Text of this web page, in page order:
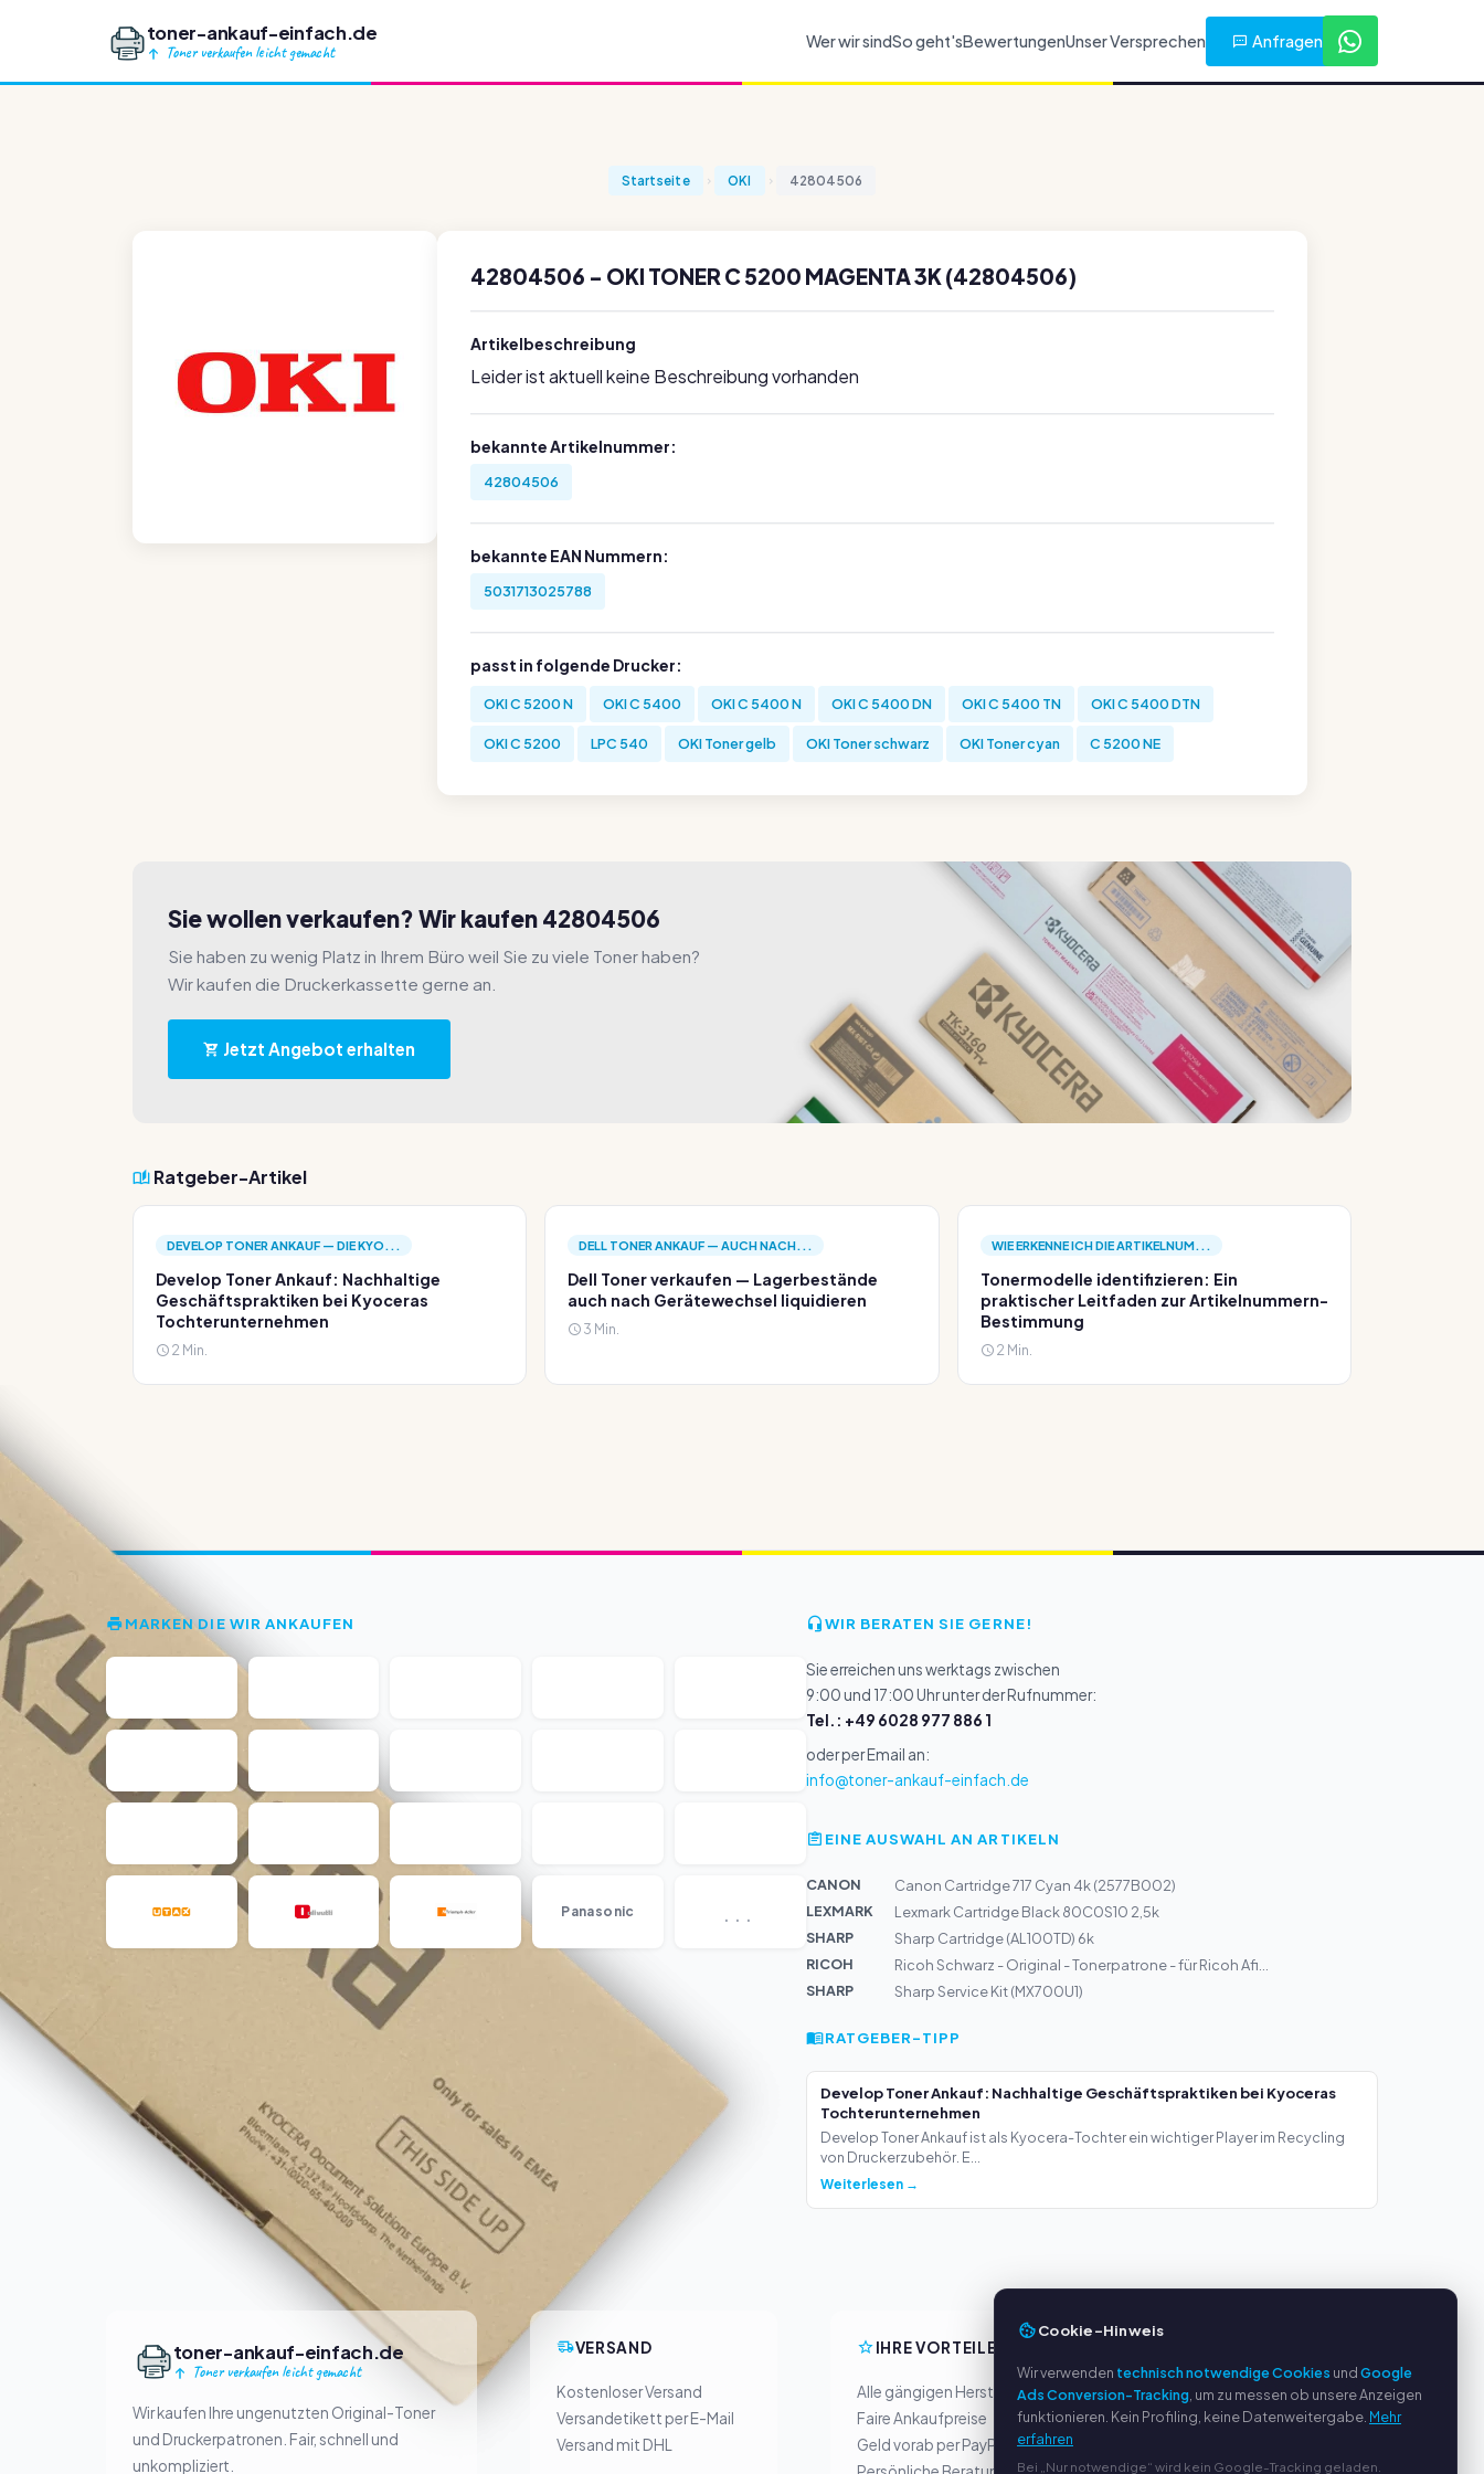
toner-ankauf-einfach.de
Toner verkaufen leicht gemacht
Wer wir sindSo geht'sBewertungenUnser Versprechen Anfragen
Startseite OKI 42804506
42804506 - OKI TONER C 5200 MAGENTA 3K (42804506)
Artikelbeschreibung
Leider ist aktuell keine Beschreibung vorhanden
bekannte Artikelnummer:
42804506
bekannte EAN Nummern:
5031713025788
passt in folgende Drucker:
OKI C 5200 N OKI C 5400 OKI C 5400 N OKI C 5400 DN OKI C 5400 TN OKI C 5400 DTN
OKI C 5200 LPC 540 OKI Toner gelb OKI Toner schwarz OKI Toner cyan C 5200 NE
Sie wollen verkaufen? Wir kaufen 42804506
Sie haben zu wenig Platz in Ihrem Büro weil Sie zu viele Toner haben?
Wir kaufen die Druckerkassette gerne an.
Jetzt Angebot erhalten
Ratgeber-Artikel
DEVELOP TONER ANKAUF — DIE KYO...
Develop Toner Ankauf: Nachhaltige
Geschäftspraktiken bei Kyoceras
Tochterunternehmen
2 Min.
DELL TONER ANKAUF — AUCH NACH...
Dell Toner verkaufen — Lagerbestände
auch nach Gerätewechsel liquidieren
3 Min.
WIE ERKENNE ICH DIE ARTIKELNUM...
Tonermodelle identifizieren: Ein
praktischer Leitfaden zur Artikelnummern-
Bestimmung
2 Min.
MARKEN DIE WIR ANKAUFEN
Panasonic ...
WIR BERATEN SIE GERNE!
Sie erreichen uns werktags zwischen
9:00 und 17:00 Uhr unter der Rufnummer:
Tel.: +49 6028 977 886 1
oder per Email an:
info@toner-ankauf-einfach.de
EINE AUSWAHL AN ARTIKELN
CANON
Canon Cartridge 717 Cyan 4k (2577B002)
LEXMARK
Lexmark Cartridge Black 80C0S10 2,5k
SHARP
Sharp Cartridge (AL100TD) 6k
RICOH
Ricoh Schwarz - Original - Tonerpatrone - für Ricoh Afi...
SHARP
Sharp Service Kit (MX700U1)
RATGEBER-TIPP
Develop Toner Ankauf: Nachhaltige Geschäftspraktiken bei Kyoceras
Tochterunternehmen
Develop Toner Ankauf ist als Kyocera-Tochter ein wichtiger Player im Recycling
von Druckerzubehör. E...
Weiterlesen →
toner-ankauf-einfach.de
Toner verkaufen leicht gemacht
Wir kaufen Ihre ungenutzten Original-Toner
und Druckerpatronen. Fair, schnell und
unkompliziert.
VERSAND
Kostenloser Versand
Versandetikett per E-Mail
Versand mit DHL
IHRE VORTEILE
Alle gängigen Hersteller
Faire Ankaufpreise
Geld vorab per PayPal
Über uns
Datenschutzerklärung
Cookie-Hinweis
Wir verwenden technisch notwendige Cookies undGoogle
Ads Conversion-Tracking , um zu messen ob unsere Anzeigen
funktionieren. Kein Profiling, keine Datenweitergabe. Mehr
erfahren
Bei „Nur notwendige“ wird kein Google-Tracking geladen.